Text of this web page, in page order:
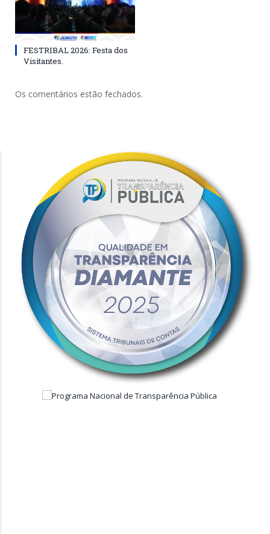
FESTRIBAL 2026: Festa dos
Visitantes.
Os comentários estão fechados.